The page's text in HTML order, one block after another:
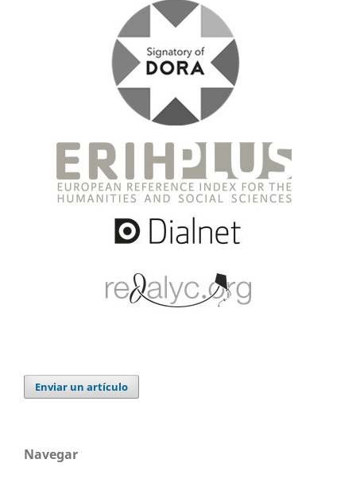
Enviar un artículo
Navegar